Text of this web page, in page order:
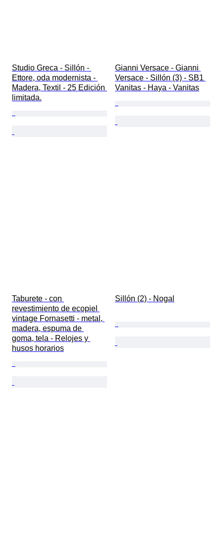
Studio Greca - Sillón -
Ettore, oda modernista -
Madera, Textil - 25 Edición
limitada.
Gianni Versace - Gianni
Versace - Sillón (3) - SB1
Vanitas - Haya - Vanitas
Taburete - con
revestimiento de ecopiel
vintage Fornasetti - metal,
madera, espuma de
goma, tela - Relojes y
husos horarios
Sillón (2) - Nogal